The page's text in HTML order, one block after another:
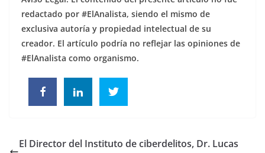
redactado por #ElAnalista, siendo el mismo de
exclusiva autoría y propiedad intelectual de su
creador. El artículo podría no reflejar las opiniones de
#ElAnalista como organismo.
El Director del Instituto de ciberdelitos, Dr. Lucas